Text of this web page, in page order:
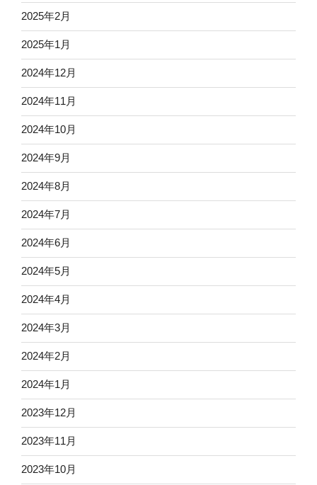
2025年2月
2025年1月
2024年12月
2024年11月
2024年10月
2024年9月
2024年8月
2024年7月
2024年6月
2024年5月
2024年4月
2024年3月
2024年2月
2024年1月
2023年12月
2023年11月
2023年10月